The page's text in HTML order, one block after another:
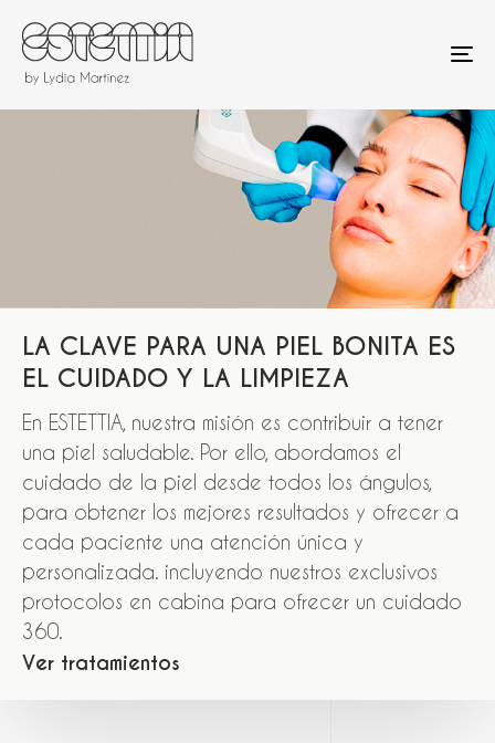
LA CLAVE PARA UNA PIEL BONITA ES
EL CUIDADO Y LA LIMPIEZA
En ESTETTIA, nuestra misión es contribuir a tener
una piel saludable. Por ello, abordamos el
cuidado de la piel desde todos los ángulos,
para obtener los mejores resultados y ofrecer a
cada paciente una atención única y
personalizada. incluyendo nuestros exclusivos
protocolos en cabina para ofrecer un cuidado
360.
Ver tratamientos